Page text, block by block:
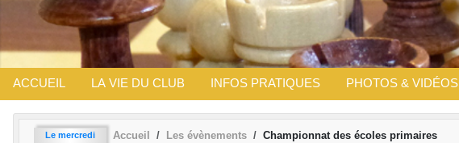
ACCUEIL LA VIE DU CLUB INFOS PRATIQUES PHOTOS & VIDÉOS
Le mercredi Accueil Les évènements Championnat des écoles primaires